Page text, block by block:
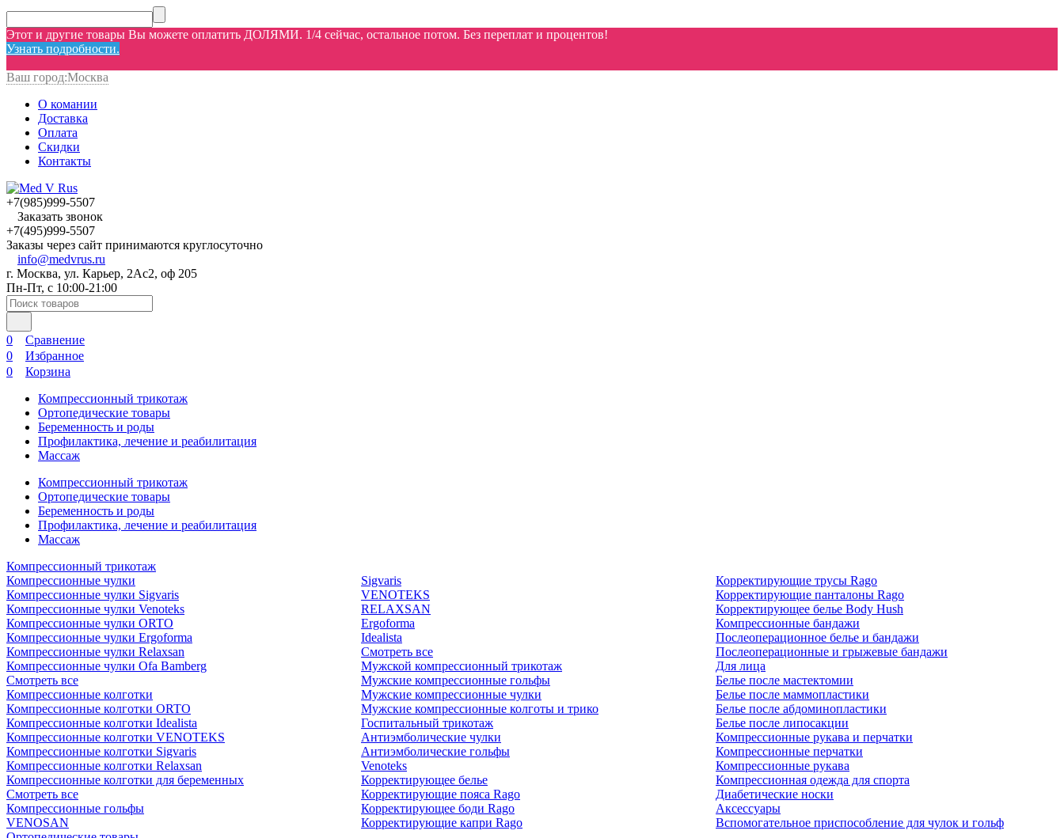
Этот и другие товары Вы можете оплатить ДОЛЯМИ. 1/4 сейчас, остальное потом. Без переплат и процентов!
Узнать подробности.
Ваш город:Москва
О комании
Доставка
Оплата
Скидки
Контакты
+7(985)999-5507
Заказать звонок
+7(495)999-5507
Заказы через сайт принимаются круглосуточно
info@medvrus.ru
г. Москва, ул. Карьер, 2Ас2, оф 205
Пн-Пт, с 10:00-21:00
0
Сравнение
0
Избранное
0
Корзина
Компрессионный трикотаж
Ортопедические товары
Беременность и роды
Профилактика, лечение и реабилитация
Массаж
Компрессионный трикотаж
Ортопедические товары
Беременность и роды
Профилактика, лечение и реабилитация
Массаж
Компрессионный трикотаж
Компрессионные чулки
Компрессионные чулки Sigvaris
Компрессионные чулки Venoteks
Компрессионные чулки ORTO
Компрессионные чулки Ergoforma
Компрессионные чулки Relaxsan
Компрессионные чулки Ofa Bamberg
Смотреть все
Компрессионные колготки
Компрессионные колготки ORTO
Компрессионные колготки Idealista
Компрессионные колготки VENOTEKS
Компрессионные колготки Sigvaris
Компрессионные колготки Relaxsan
Компрессионные колготки для беременных
Смотреть все
Компрессионные гольфы
VENOSAN
Sigvaris
VENOTEKS
RELAXSAN
Ergoforma
Idealista
Смотреть все
Мужской компрессионный трикотаж
Мужские компрессионные гольфы
Мужские компрессионные чулки
Мужские компрессионные колготы и трико
Госпитальный трикотаж
Антиэмболические чулки
Антиэмболические гольфы
Venoteks
Корректирующее белье
Корректирующие пояса Rago
Корректирующее боди Rago
Корректирующие капри Rago
Корректирующие трусы Rago
Корректирующие панталоны Rago
Корректирующее белье Body Hush
Компрессионные бандажи
Послеоперационное белье и бандажи
Послеоперационные и грыжевые бандажи
Для лица
Белье после мастектомии
Белье после маммопластики
Белье после абдоминопластики
Белье после липосакции
Компрессионные рукава и перчатки
Компрессионные перчатки
Компрессионные рукава
Компрессионная одежда для спорта
Диабетические носки
Аксессуары
Вспомогательное приспособление для чулок и гольф